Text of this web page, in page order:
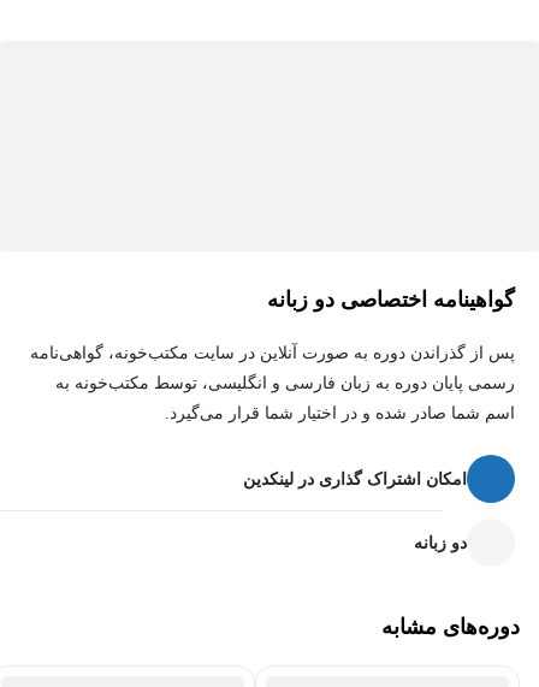
گواهینامه اختصاصی دو زبانه
پس از گذراندن دوره به صورت آنلاین در سایت مکتب‌خونه، گواهی‌نامه
رسمی پایان دوره به زبان فارسی و انگلیسی، توسط مکتب‌خونه به
اسم شما صادر شده و در اختیار شما قرار می‌گیرد.
امکان اشتراک گذاری در لینکدین
دو زبانه
دوره‌های مشابه